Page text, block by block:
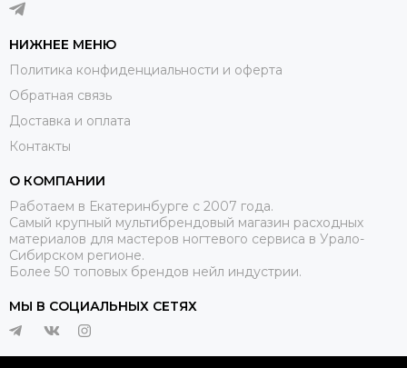
НИЖНЕЕ МЕНЮ
Политика конфиденциальности и оферта
Обратная связь
Доставка и оплата
Контакты
О КОМПАНИИ
Работаем в Екатеринбурге с 2007 года.
Самый крупный мультибрендовый магазин расходных
материалов для мастеров ногтевого сервиса в Урало-
Сибирском регионе.
Более 50 топовых брендов нейл индустрии.
МЫ В СОЦИАЛЬНЫХ СЕТЯХ